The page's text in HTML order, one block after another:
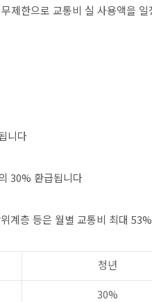
제한으로 교통비 실 사용액을
니다
30% 환급됩니다
계층 등은 월별 교통비 최대
청년
30%